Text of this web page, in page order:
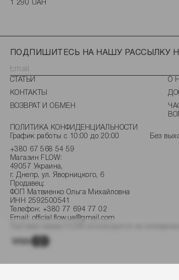
1 290 UAH
ПОДПИШИТЕСЬ НА НАШУ РАССЫЛКУ
СТАТЬИ
О
КОНТАКТЫ
ВОЗВРАТ И ОБМЕН
ПОЛИТИКА КОНФИДЕНЦИАЛЬНОСТИ
График работы с 10:00 до 20:00
Без
+380 67 568 54 59
Магазин FLOW:
49057 Украина,
г. Днепр, ул. Яворницкого, 6
Продавец:
ФОП Матвиенко Ольга Михайловна
ИНН 2592500541
Телефон: +380 77 694 77 02
Email: official.flow.ua@gmail.com